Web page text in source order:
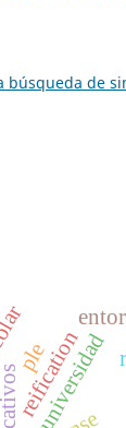
búsqueda de
universidad
reification
ple